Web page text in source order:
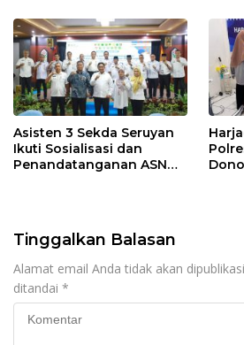
Etika Hukum Pendidikan
Asisten 3 Sekda Seruyan
Ikuti Sosialisasi dan
Penandatanganan ASN
Tinggalkan Balasan
Alamat email Anda tidak akan
ditandai *